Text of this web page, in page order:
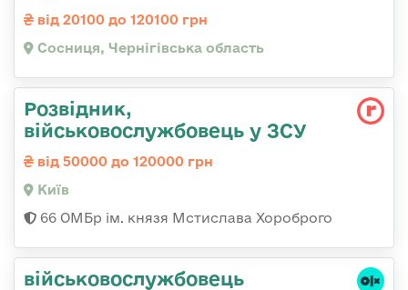
від 20100 до 120100 грн
Сосниця, Чернігівська область
Розвідник,
військовослужбовець у ЗСУ
від 50000 до 120000 грн
Київ
66 ОМБр ім. князя Мстислава Хороброго
військовослужбовець